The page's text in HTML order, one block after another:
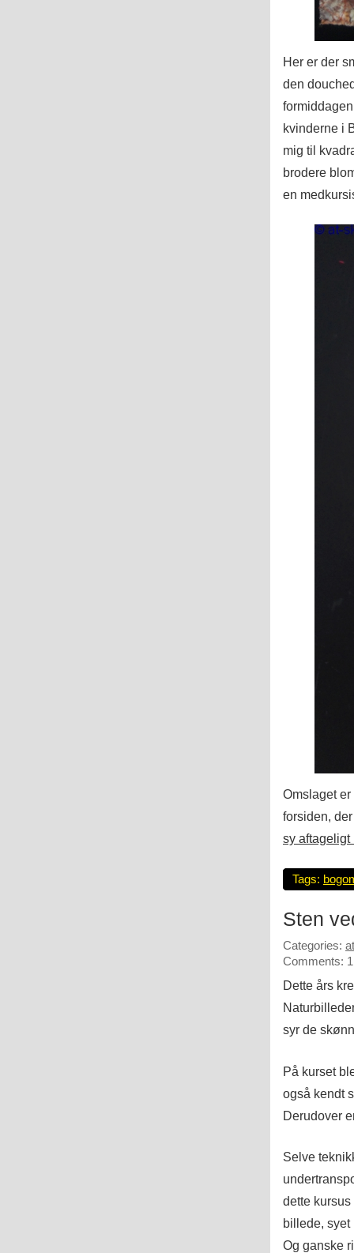
Her er der
den
kvinderne i
mig til
brodere
en
Omslaget
forsiden,
sy aftageligt
Tags:
Sten
Categories:
Comments: 1
Dette års
syr de
På kurset
også kendt
Derudover
Selve
dette
billede,
Og ganske